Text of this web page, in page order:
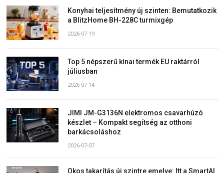
Konyhai teljesítmény új szinten: Bemutatkozik
a BlitzHome BH-228C turmixgép
2026-07-19
Top 5 népszerű kínai termék EU raktárról
júliusban
2026-07-14
JIMI JM-G3136N elektromos csavarhúzó
készlet – Kompakt segítség az otthoni
barkácsoláshoz
2026-07-07
Okos takarítás új szintre emelve: Itt a SmartAI